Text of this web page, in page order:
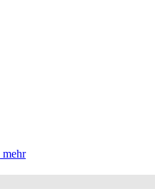
mehr